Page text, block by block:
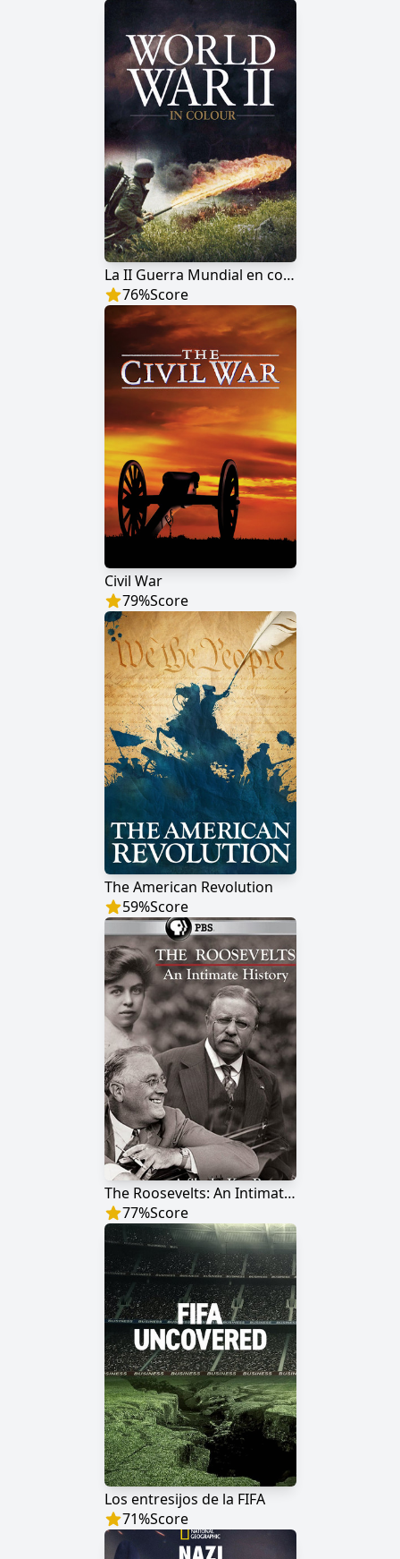
La II Guerra Mundial en color
76%Score
Civil War
79%Score
The American Revolution
59%Score
The Roosevelts: An Intimate History
77%Score
Los entresijos de la FIFA
71%Score